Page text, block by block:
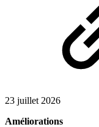
23 juillet 2026
Améliorations